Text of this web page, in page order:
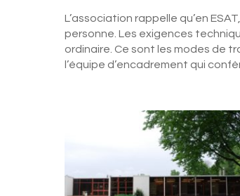
L’association rappelle qu’en
personne. Les exigences
ordinaire. Ce sont les modes de
l’équipe d’encadrement qui